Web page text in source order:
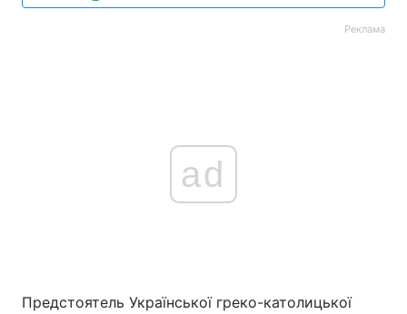
Реклама
ad
Предстоятель Української греко-католицької